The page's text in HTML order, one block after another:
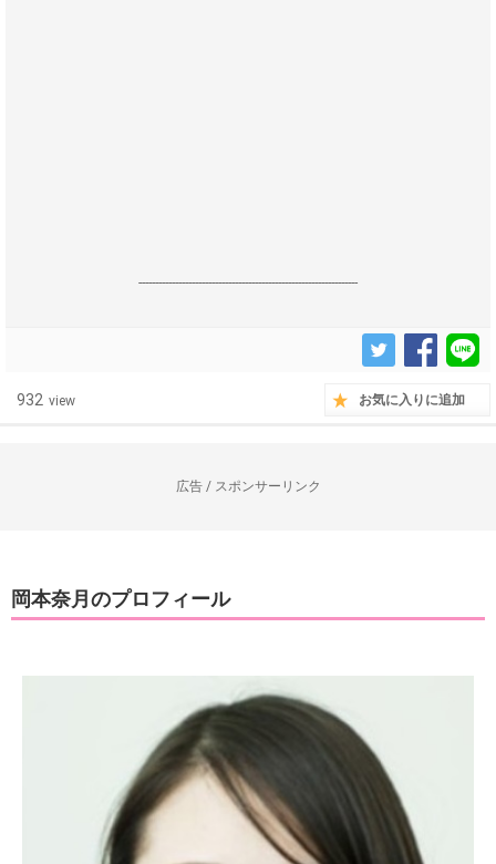
------------------------------------------------------------------
932 view お気に入りに追加
広告 / スポンサーリンク
岡本奈月のプロフィール